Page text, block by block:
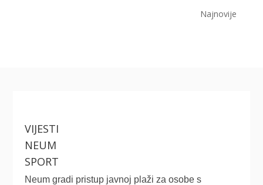
Najnovije
VIJESTI
NEUM
SPORT
Neum gradi pristup javnoj plaži za osobe s